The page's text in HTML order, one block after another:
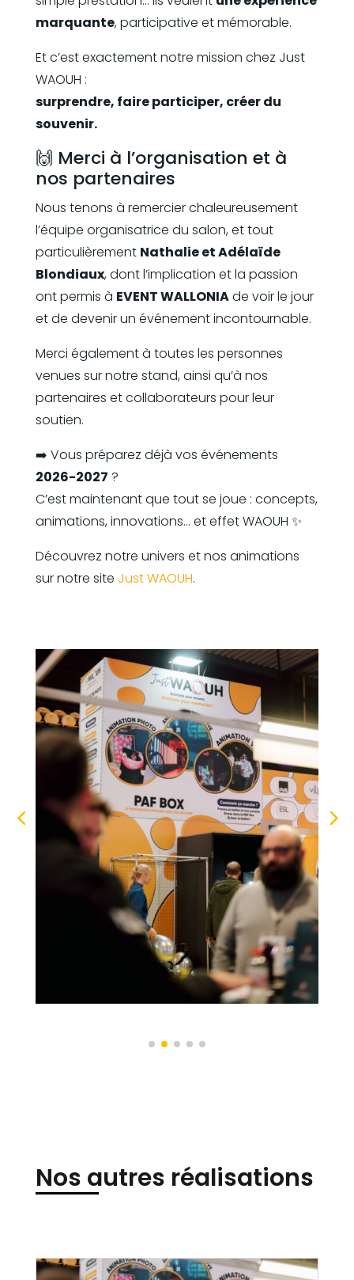
marquante, participative et mémorable.
Et c’est exactement notre mission chez Just
WAOUH :
surprendre, faire participer, créer du
souvenir.
🙌 Merci à l’organisation et à
nos partenaires
Nous tenons à remercier chaleureusement
l’équipe organisatrice du salon, et tout
particulièrement Nathalie et Adélaïde
Blondiaux, dont l’implication et la passion
ont permis à EVENT WALLONIAde voir le jour
et de devenir un événement incontournable.
Merci également à toutes les personnes
venues sur notre stand, ainsi qu’à nos
partenaires et collaborateurs pour leur
soutien.
➡️ Vous préparez déjà vos événements
2026-2027 ?
C’est maintenant que tout se joue : concepts,
animations, innovations… et effet WAOUH ✨
Découvrez notre univers et nos animations
sur notre site Just WAOUH.
Nos autres réalisations